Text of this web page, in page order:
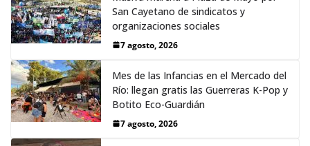
San Cayetano de sindicatos y
organizaciones sociales
7 agosto, 2026
Mes de las Infancias en el Mercado del
Río: llegan gratis las Guerreras K-Pop y
Botito Eco-Guardián
7 agosto, 2026